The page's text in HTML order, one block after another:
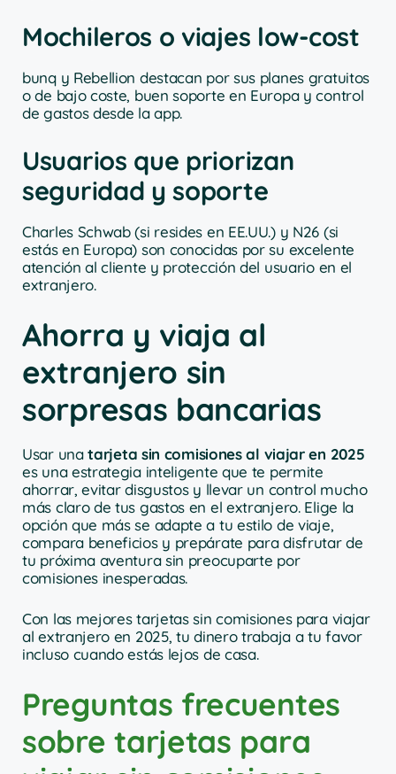
Mochileros o viajes low-cost
bunq y Rebellion destacan por sus planes gratuitos
o de bajo coste, buen soporte en Europa y control
de gastos desde la app.
Usuarios que priorizan
seguridad y soporte
Charles Schwab (si resides en EE.UU.) y N26 (si
estás en Europa) son conocidas por su excelente
atención al cliente y protección del usuario en el
extranjero.
Ahorra y viaja al
extranjero sin
sorpresas bancarias
Usar unatarjeta sin comisiones al viajar en 2025
es una estrategia inteligente que te permite
ahorrar, evitar disgustos y llevar un control mucho
más claro de tus gastos en el extranjero. Elige la
opción que más se adapte a tu estilo de viaje,
compara beneficios y prepárate para disfrutar de
tu próxima aventura sin preocuparte por
comisiones inesperadas.
Con las mejores tarjetas sin comisiones para viajar
al extranjero en 2025, tu dinero trabaja a tu favor
incluso cuando estás lejos de casa.
Preguntas frecuentes
sobre tarjetas para